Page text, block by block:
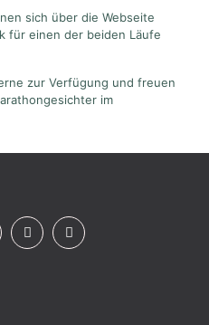
sich über die Webseite
für einen der beiden Läufe
zur Verfügung und freuen
im